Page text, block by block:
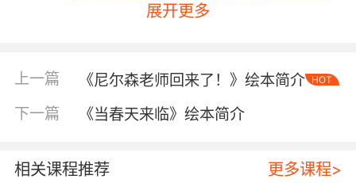
展开更多
上一篇 《尼尔森老师回来了！》绘本简介 HOT
下一篇 《当春天来临》绘本简介
相关课程推荐 更多课程>